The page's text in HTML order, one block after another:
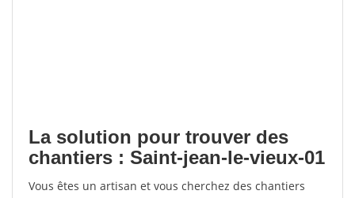
La solution pour trouver des
chantiers : Saint-jean-le-vieux-01
Vous êtes un artisan et vous cherchez des chantiers